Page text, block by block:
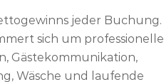
jeder Buchung.
sich um professionelle
Gästekommunikation,
Wäsche und laufende